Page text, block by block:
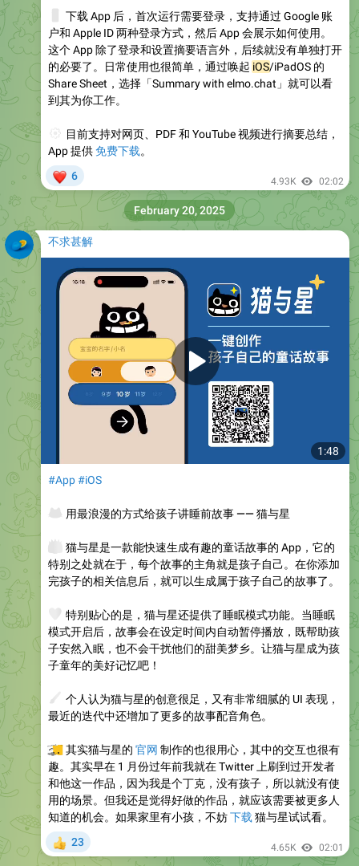
下载 App 后，首次运行需要登录，支持通过 Google 账
户和 Apple ID 两种登录方式，然后 App 会展示如何使用。
这个 App 除了登录和设置摘要语言外，后续就没有单独打开
的必要了。日常使用也很简单，通过唤起 iOS/iPadOS 的
Share Sheet，选择「Summary with elmo.chat」就可以看
到其为你工作。
目前支持对网页、PDF 和 YouTube 视频进行摘要总结，
App 提供免费下载。
6 4.93K 02:02
不求甚解
1:48
#App#iOS
用最浪漫的方式给孩子讲睡前故事 —— 猫与星
猫与星是一款能快速生成有趣的童话故事的 App，它的
特别之处就在于，每个故事的主角就是孩子自己。在你添加
完孩子的相关信息后，就可以生成属于孩子自己的故事了。
特别贴心的是，猫与星还提供了睡眠模式功能。当睡眠
模式开启后，故事会在设定时间内自动暂停播放，既帮助孩
子安然入眠，也不会干扰他们的甜美梦乡。让猫与星成为孩
子童年的美好记忆吧！
个人认为猫与星的创意很足，又有非常细腻的 UI 表现，
最近的迭代中还增加了更多的故事配音角色。
其实猫与星的 官网 制作的也很用心，其中的交互也很有
趣。其实早在 1 月份过年前我就在 Twitter 上刷到过开发者
和他这一作品，因为我是个丁克，没有孩子，所以就没有使
用的场景。但我还是觉得好做的作品，就应该需要被更多人
知道的机会。如果家里有小孩，不妨下载 猫与星试试看。
23 4.65K 02:01
February 20, 2025